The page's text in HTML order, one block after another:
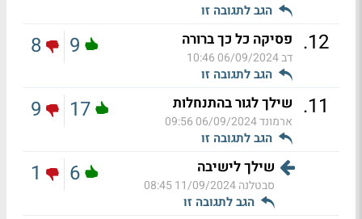
הגב לתגובה זו
12
. פסיקה כל כך ברורה
דב06/09/2024 10:46
הגב לתגובה זו
9
8
11
. שילך לגור בהתנחלות
ארמונד06/09/2024 09:56
הגב לתגובה זו
17
9
שילך לישיבה
סבטלנה11/09/2024 08:45
הגב לתגובה זו
6
1